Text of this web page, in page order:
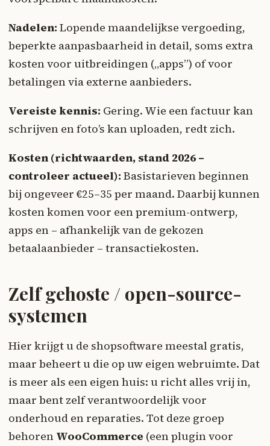
Nadelen: Lopende maandelijkse vergoeding,
beperkte aanpasbaarheid in detail, soms extra
kosten voor uitbreidingen („apps”) of voor
betalingen via externe aanbieders.
Vereiste kennis: Gering. Wie een factuur kan
schrijven en foto’s kan uploaden, redt zich.
Kosten (richtwaarden, stand 2026 –
controleer actueel): Basistarieven beginnen
bij ongeveer €25–35 per maand. Daarbij kunnen
kosten komen voor een premium-ontwerp,
apps en – afhankelijk van de gekozen
betaalaanbieder – transactiekosten.
Zelf gehoste / open-source-
systemen
Hier krijgt u de shopsoftware meestal gratis,
maar beheert u die op uw eigen webruimte. Dat
is meer als een eigen huis: u richt alles vrij in,
maar bent zelf verantwoordelijk voor
onderhoud en reparaties. Tot deze groep
behoren WooCommerce (een plugin voor